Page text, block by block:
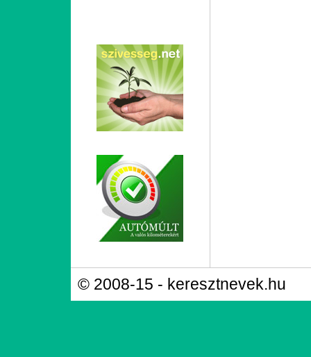
© 2008-15 - keresztnevek.hu